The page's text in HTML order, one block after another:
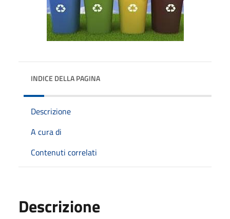
INDICE DELLA PAGINA
Descrizione
A cura di
Contenuti correlati
Descrizione